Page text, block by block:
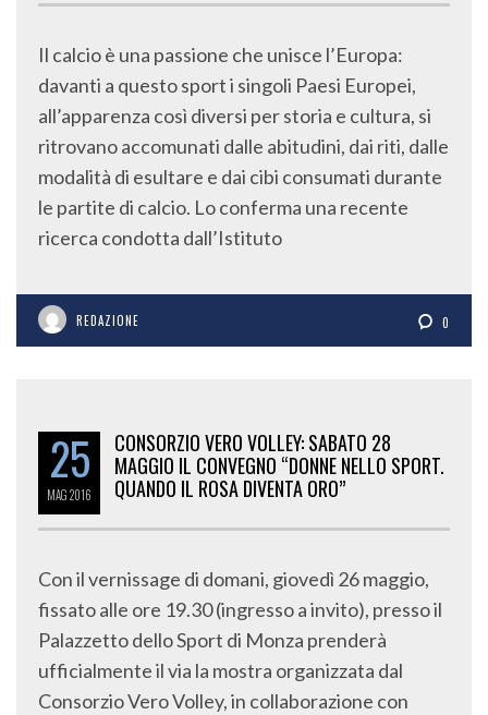
Il calcio è una passione che unisce l’Europa:
davanti a questo sport i singoli Paesi Europei,
all’apparenza così diversi per storia e cultura, si
ritrovano accomunati dalle abitudini, dai riti, dalle
modalità di esultare e dai cibi consumati durante
le partite di calcio. Lo conferma una recente
ricerca condotta dall’Istituto
REDAZIONE 0
25
MAG2016
CONSORZIO VERO VOLLEY: SABATO 28
MAGGIO IL CONVEGNO “DONNE NELLO SPORT.
QUANDO IL ROSA DIVENTA ORO”
Con il vernissage di domani, giovedì 26 maggio,
fissato alle ore 19.30 (ingresso a invito), presso il
Palazzetto dello Sport di Monza prenderà
ufficialmente il via la mostra organizzata dal
Consorzio Vero Volley, in collaborazione con